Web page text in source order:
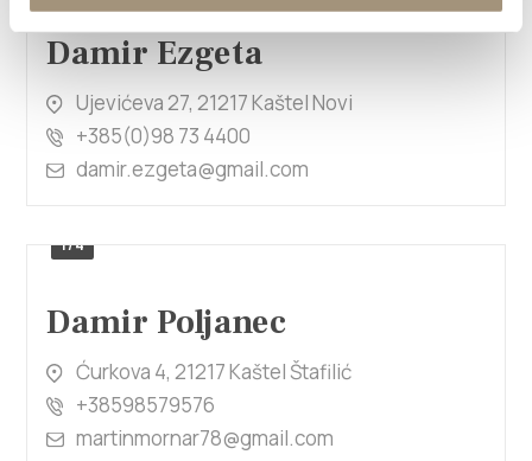
Damir Ezgeta
Ujevićeva 27, 21217 Kaštel Novi
+385(0)98 73 4400
damir.ezgeta@gmail.com
1/4
Damir Poljanec
Ćurkova 4, 21217 Kaštel Štafilić
+38598579576
martinmornar78@gmail.com